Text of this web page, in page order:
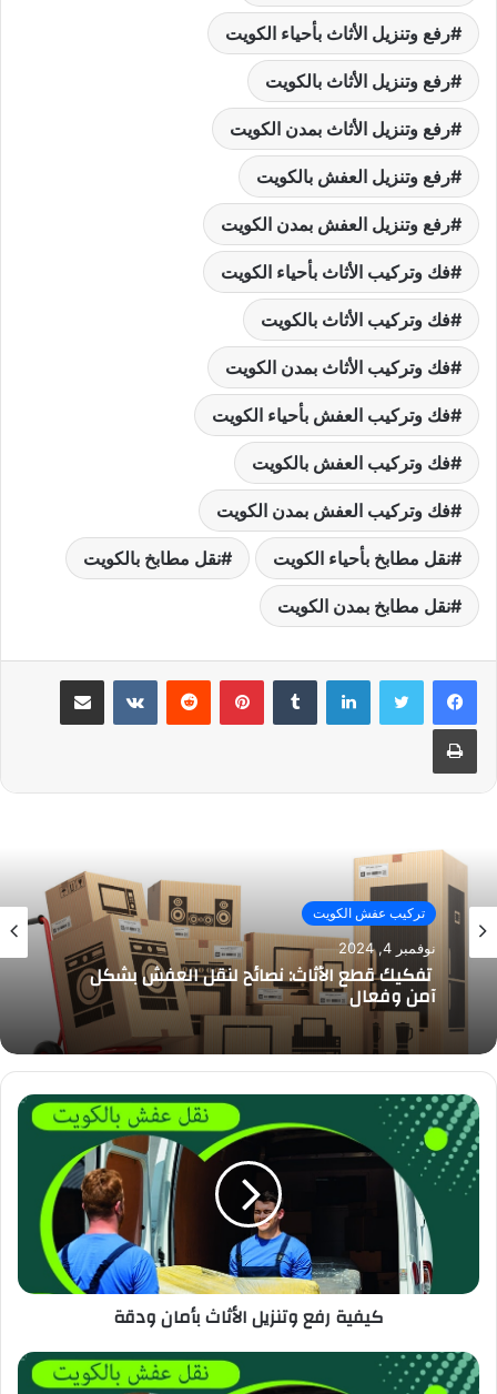
رفع وتنزيل الأثاث بأحياء الكويت
رفع وتنزيل الأثاث بالكويت
رفع وتنزيل الأثاث بمدن الكويت
رفع وتنزيل العفش بالكويت
رفع وتنزيل العفش بمدن الكويت
فك وتركيب الأثاث بأحياء الكويت
فك وتركيب الأثاث بالكويت
فك وتركيب الأثاث بمدن الكويت
فك وتركيب العفش بأحياء الكويت
فك وتركيب العفش بالكويت
فك وتركيب العفش بمدن الكويت
نقل مطابخ بأحياء الكويت نقل مطابخ بالكويت
نقل مطابخ بمدن الكويت
لينكدإن بينتيريست مشاركة عبر البريد
طباعة
تركيب عفش الكويت
نوفمبر 4, 2024
تفكيك قطع الأثاث: نصائح لنقل العفش بشكل
آمن وفعال
كيفية رفع وتنزيل الأثاث بأمان ودقة